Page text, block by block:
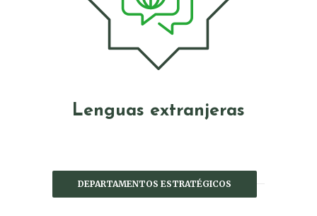
Lenguas extranjeras
DEPARTAMENTOS ESTRATÉGICOS